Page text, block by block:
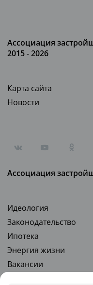
Ассоциация
2015 - 2026
Карта сайта
Новости
Ассоциация
Идеология
Законодательство
Ипотека
Энергия жизни
Вакансии